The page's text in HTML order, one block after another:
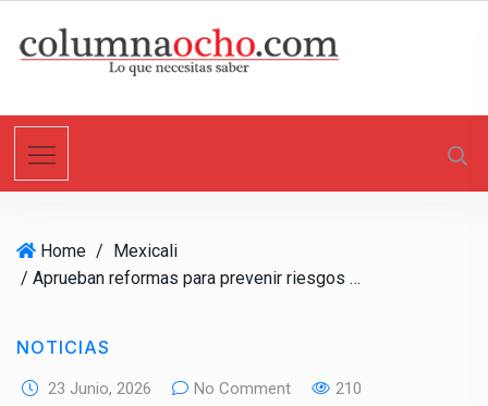
t
Home / Mexicali
/ Aprueban reformas para prevenir riesgos y presencia de armas en escuelas de BC
NOTICIAS
23 Junio, 2026 No Comment
210